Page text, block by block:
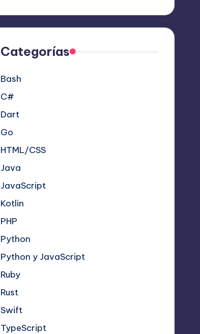
Categorías
Bash
C#
Dart
Go
HTML/CSS
Java
JavaScript
Kotlin
PHP
Python
Python y JavaScript
Ruby
Rust
Swift
TypeScript